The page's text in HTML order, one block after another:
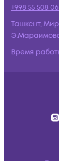
+998 55 508
Ташкент,
Время